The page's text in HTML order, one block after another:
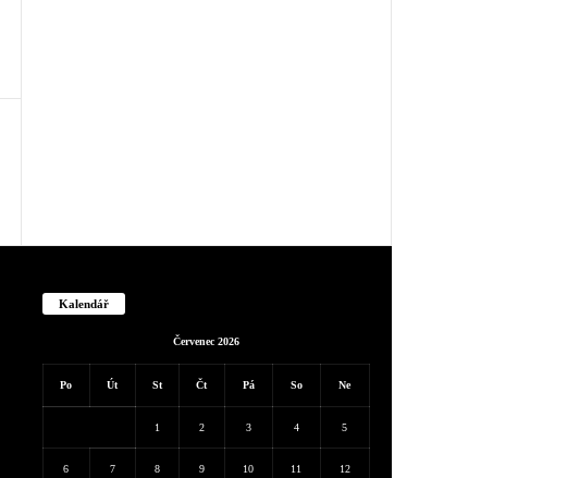
Kalendář
Červenec 2026
Po Út St Čt Pá So Ne
1 2 3 4 5
6 7 8 9 10 11 12